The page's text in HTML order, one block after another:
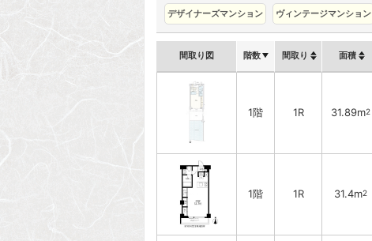
デザイナーズマンション ヴィンテージマンション
間取り図 階数 間取り 面積
1階 1R 31.89m2
1階 1R 31.4m2